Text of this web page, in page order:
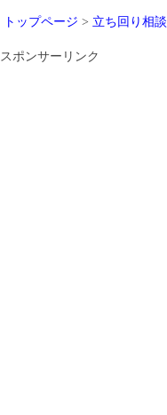
トップページ > 立ち回り相談
スポンサーリンク